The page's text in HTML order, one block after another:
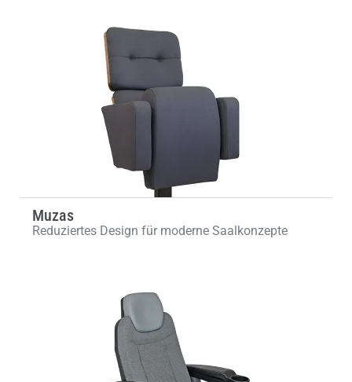
Muzas
Reduziertes Design für moderne Saalkonzepte